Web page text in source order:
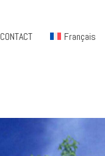
CONTACT Français